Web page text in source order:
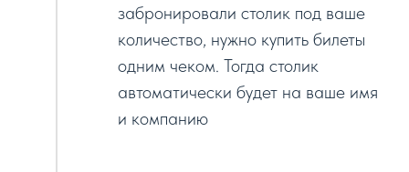
забронировали столик под ваше
количество, нужно купить билеты
одним чеком. Тогда столик
автоматически будет на ваше имя
и компанию